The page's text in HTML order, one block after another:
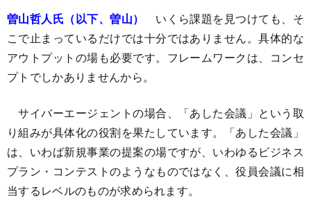
曽山哲人氏（以下、曽山） いくら課題を見つけても、そ
こで止まっているだけでは十分ではありません。具体的な
アウトプットの場も必要です。フレームワークは、コンセ
プトでしかありませんから。
サイバーエージェントの場合、「あした会議」という取
り組みが具体化の役割を果たしています。「あした会議」
は、いわば新規事業の提案の場ですが、いわゆるビジネス
プラン・コンテストのようなものではなく、役員会議に相
当するレベルのものが求められます。